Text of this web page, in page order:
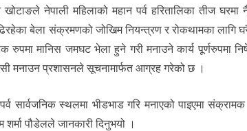
खोटाङले नेपाली महिलाको महान पर्व हरितालिका तीज
बेला संक्रमणको जोखिम नियन्त्रण र रोकथामका लागि
रुपमा मानिस जमघट भेला हुने गरी मनाउने कार्य पूर्णरुपमा
मनाउन प्रशासनले सूचनामार्फत आग्रह गरेको छ ।
सार्वजनिक स्थलमा भीडभाड गरि मनाएको पाइएमा
शर्मा पौडेलले जानकारी दिनुभयो ।